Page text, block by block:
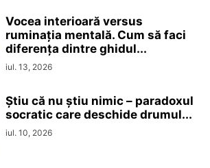
Vocea interioară versus
ruminaţia mentală. Cum să faci
diferența dintre ghidul...
iul. 13, 2026
Ştiu că nu ştiu nimic – paradoxul
socratic care deschide drumul...
iul. 10, 2026